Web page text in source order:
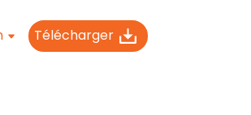
Télécharger